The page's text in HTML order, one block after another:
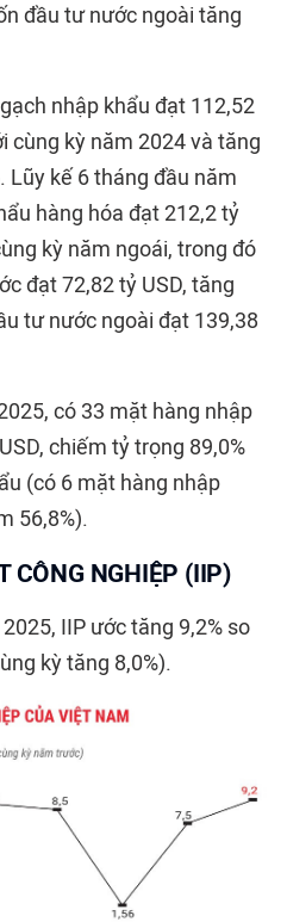
đầu tư nước ngoài tăng
nhập khẩu đạt 112,52
cùng kỳ năm 2024 và tăng
Lũy kế 6 tháng đầu năm
hàng hóa đạt 212,2 tỷ
kỳ năm ngoái, trong đó
đạt 72,82 tỷ USD, tăng
tư nước ngoài đạt 139,38
có 33 mặt hàng nhập
chiếm tỷ trọng 89,0%
(có 6 mặt hàng nhập
56,8%).
CÔNG NGHIỆP (IIP)
IIP ước tăng 9,2% so
kỳ tăng 8,0%).